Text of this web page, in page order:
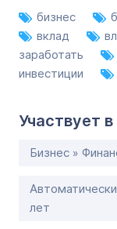
бизнес
вклад
заработать
инвестиции
Участвует
Бизнес »
лет